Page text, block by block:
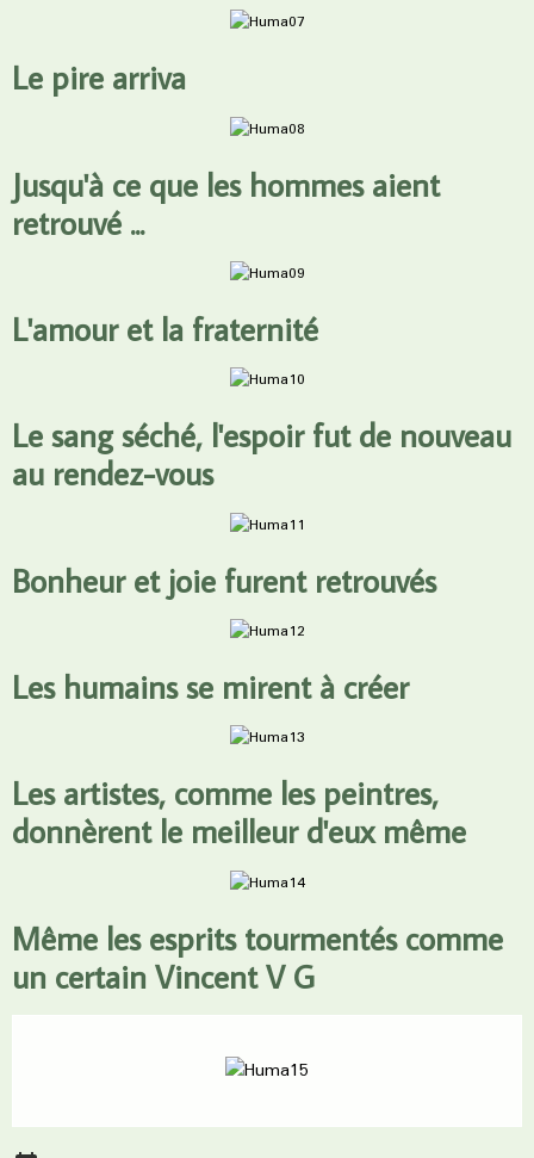
Le pire arriva
Jusqu'à ce que les hommes aient
retrouvé ...
L'amour et la fraternité
Le sang séché, l'espoir fut de nouveau
au rendez-vous
Bonheur et joie furent retrouvés
Les humains se mirent à créer
Les artistes, comme les peintres,
donnèrent le meilleur d'eux même
Même les esprits tourmentés comme
un certain Vincent V G